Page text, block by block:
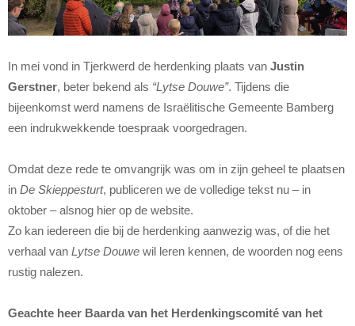
In mei vond in Tjerkwerd de herdenking plaats van Justin
Gerstner, beter bekend als “Lytse Douwe”. Tijdens die
bijeenkomst werd namens de Israëlitische Gemeente Bamberg
een indrukwekkende toespraak voorgedragen.
Omdat deze rede te omvangrijk was om in zijn geheel te plaatsen
in De Skieppesturt, publiceren we de volledige tekst nu – in
oktober – alsnog hier op de website.
Zo kan iedereen die bij de herdenking aanwezig was, of die het
verhaal van Lytse Douwe wil leren kennen, de woorden nog eens
rustig nalezen.
Geachte heer Baarda van het Herdenkingscomité van het